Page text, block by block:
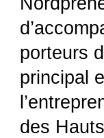
porteurs
principal
des